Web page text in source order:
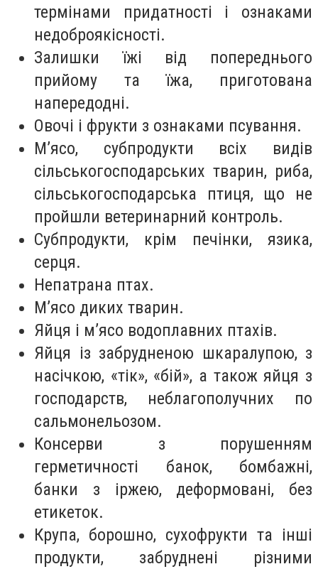
термінами придатності і ознаками
недоброякісності.
Залишки їжі від попереднього
прийому та їжа, приготована
напередодні.
Овочі і фрукти з ознаками псування.
М’ясо, субпродукти всіх видів
сільськогосподарських тварин, риба,
сільськогосподарська птиця, що не
пройшли ветеринарний контроль.
Субпродукти, крім печінки, язика,
серця.
Непатрана птах.
М’ясо диких тварин.
Яйця і м’ясо водоплавних птахів.
Яйця із забрудненою шкаралупою, з
насічкою, «тік», «бій», а також яйця з
господарств, неблагополучних по
сальмонельозом.
Консерви з порушенням
герметичності банок, бомбажні,
банки з іржею, деформовані, без
етикеток.
Крупа, борошно, сухофрукти та інші
продукти, забруднені різними